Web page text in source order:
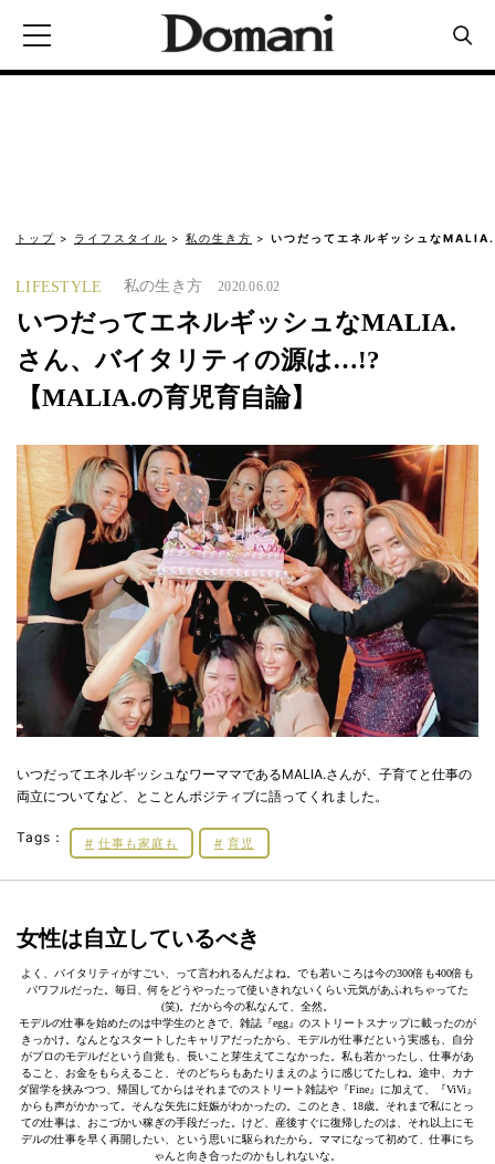
トップ ライフスタイル 私の生き方 いつだってエネルギッシュな
LIFESTYLE 私の生き方 2020.06.02
いつだってエネルギッシュなMALIA.
さん、バイタリティの源は…!?
【MALIA.の育児育自論】
いつだってエネルギッシュなワーママであるMALIA.さんが、子育てと仕事の
両立についてなど、とことんポジティブに語ってくれました。
Tags： 仕事も家庭も 育児
女性は自立しているべき
よく、バイタリティがすごい、って言われるんだよね。でも若いころは今の300倍も400倍も
パワフルだった。毎日、何をどうやったって使いきれないくらい元気があふれちゃってた
(笑)。だから今の私なんて、全然。
モデルの仕事を始めたのは中学生のときで、雑誌『egg』のストリートスナップに載ったのが
きっかけ。なんとなスタートしたキャリアだったから、モデルが仕事だという実感も、自分
がプロのモデルだという自覚も、長いこと芽生えてこなかった。私も若かったし、仕事があ
ること、お金をもらえること、そのどちらもあたりまえのように感じてたしね。途中、カナ
ダ留学を挟みつつ、帰国してからはそれまでのストリート雑誌や『Fine』に加えて、『ViVi』
からも声がかかって。そんな矢先に妊娠がわかったの。このとき、18歳。それまで私にとっ
ての仕事は、おこづかい稼ぎの手段だった。けど、産後すぐに復帰したのは、それ以上にモ
デルの仕事を早く再開したい、という思いに駆られたから。ママになって初めて、仕事にち
ゃんと向き合ったのかもしれないな。